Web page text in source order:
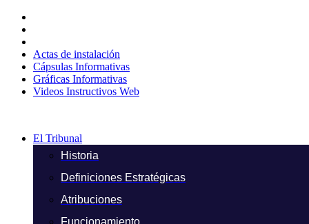
contenido
Actas de instalación
Cápsulas Informativas
Gráficas Informativas
Videos Instructivos Web
El Tribunal
Historia
Definiciones Estratégicas
Atribuciones
Funcionamiento